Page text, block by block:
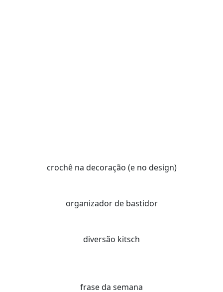
crochê na decoração (e no design)
organizador de bastidor
diversão kitsch
frase da semana